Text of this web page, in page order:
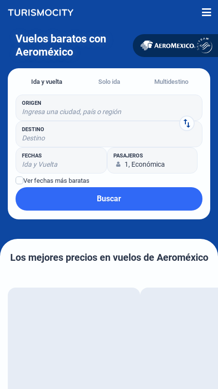
Vuelos baratos con
Aeroméxico
Ida y vuelta Solo ida Multidestino
ORIGEN
Ingresa una ciudad, país o región
DESTINO
Destino
FECHAS
Ida y Vuelta
PASAJEROS
1, Económica
Ver fechas más baratas
Buscar
Los mejores precios en vuelos de Aeroméxico